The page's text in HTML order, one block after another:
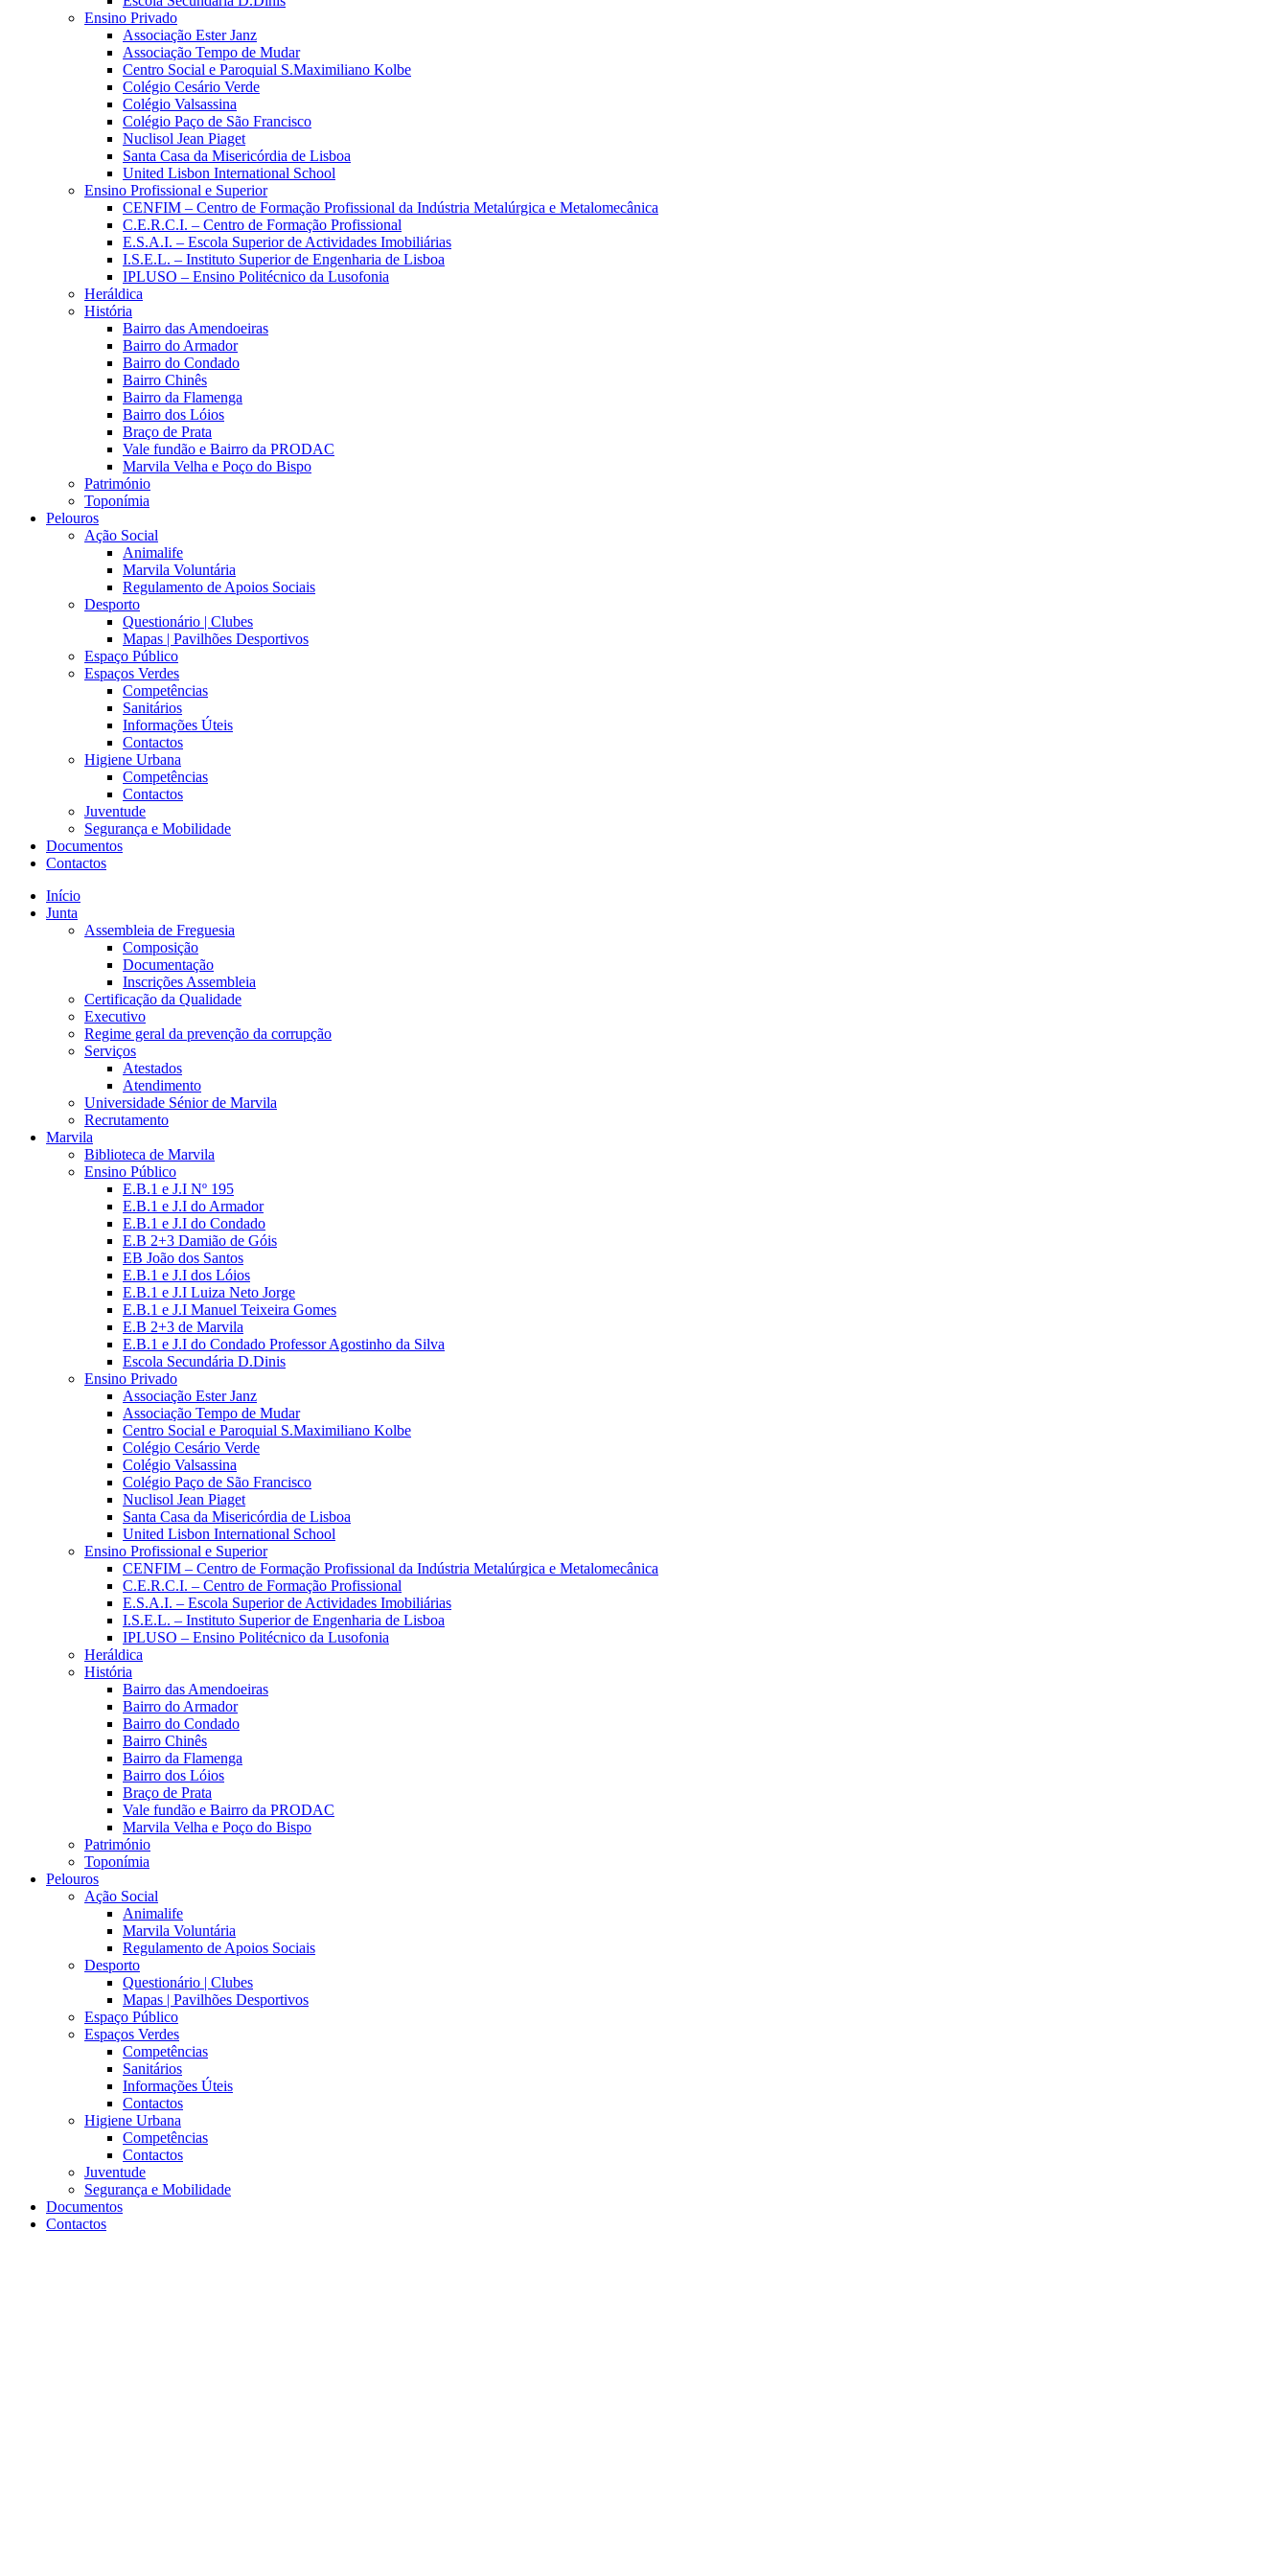
Ensino Privado
Associação Ester Janz
Associação Tempo de Mudar
Centro Social e Paroquial S.Maximiliano Kolbe
Colégio Cesário Verde
Colégio Valsassina
Colégio Paço de São Francisco
Nuclisol Jean Piaget
Santa Casa da Misericórdia de Lisboa
United Lisbon International School
Ensino Profissional e Superior
CENFIM – Centro de Formação Profissional da Indústria Metalúrgica e Metalomecânica
C.E.R.C.I. – Centro de Formação Profissional
E.S.A.I. – Escola Superior de Actividades Imobiliárias
I.S.E.L. – Instituto Superior de Engenharia de Lisboa
IPLUSO – Ensino Politécnico da Lusofonia
Heráldica
História
Bairro das Amendoeiras
Bairro do Armador
Bairro do Condado
Bairro Chinês
Bairro da Flamenga
Bairro dos Lóios
Braço de Prata
Vale fundão e Bairro da PRODAC
Marvila Velha e Poço do Bispo
Património
Toponímia
Pelouros
Ação Social
Animalife
Marvila Voluntária
Regulamento de Apoios Sociais
Desporto
Questionário | Clubes
Mapas | Pavilhões Desportivos
Espaço Público
Espaços Verdes
Competências
Sanitários
Informações Úteis
Contactos
Higiene Urbana
Competências
Contactos
Juventude
Segurança e Mobilidade
Documentos
Contactos
Início
Junta
Assembleia de Freguesia
Composição
Documentação
Inscrições Assembleia
Certificação da Qualidade
Executivo
Regime geral da prevenção da corrupção
Serviços
Atestados
Atendimento
Universidade Sénior de Marvila
Recrutamento
Marvila
Biblioteca de Marvila
Ensino Público
E.B.1 e J.I Nº 195
E.B.1 e J.I do Armador
E.B.1 e J.I do Condado
E.B 2+3 Damião de Góis
EB João dos Santos
E.B.1 e J.I dos Lóios
E.B.1 e J.I Luiza Neto Jorge
E.B.1 e J.I Manuel Teixeira Gomes
E.B 2+3 de Marvila
E.B.1 e J.I do Condado Professor Agostinho da Silva
Escola Secundária D.Dinis
Ensino Privado
Associação Ester Janz
Associação Tempo de Mudar
Centro Social e Paroquial S.Maximiliano Kolbe
Colégio Cesário Verde
Colégio Valsassina
Colégio Paço de São Francisco
Nuclisol Jean Piaget
Santa Casa da Misericórdia de Lisboa
United Lisbon International School
Ensino Profissional e Superior
CENFIM – Centro de Formação Profissional da Indústria Metalúrgica e Metalomecânica
C.E.R.C.I. – Centro de Formação Profissional
E.S.A.I. – Escola Superior de Actividades Imobiliárias
I.S.E.L. – Instituto Superior de Engenharia de Lisboa
IPLUSO – Ensino Politécnico da Lusofonia
Heráldica
História
Bairro das Amendoeiras
Bairro do Armador
Bairro do Condado
Bairro Chinês
Bairro da Flamenga
Bairro dos Lóios
Braço de Prata
Vale fundão e Bairro da PRODAC
Marvila Velha e Poço do Bispo
Património
Toponímia
Pelouros
Ação Social
Animalife
Marvila Voluntária
Regulamento de Apoios Sociais
Desporto
Questionário | Clubes
Mapas | Pavilhões Desportivos
Espaço Público
Espaços Verdes
Competências
Sanitários
Informações Úteis
Contactos
Higiene Urbana
Competências
Contactos
Juventude
Segurança e Mobilidade
Documentos
Contactos